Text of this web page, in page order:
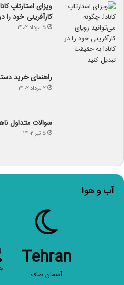
ویزای استارتاپ
کارآفرینی خود را
۵ مرداد ۱۴۰۲
راهنمای خرید
۲ مرداد ۱۴۰۲
سوالات متداول
۵ تیر ۱۴۰۲
آب و هوا
Tehran
آسمان صاف